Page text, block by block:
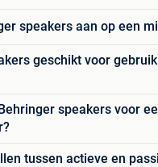
speakers aan op een
geschikt voor
speakers voor
tussen actieve en